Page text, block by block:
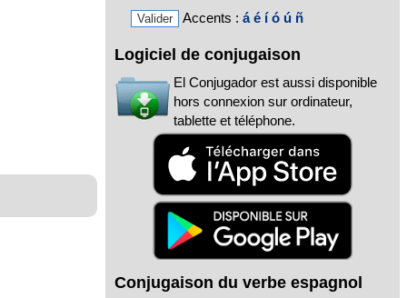
Accents : á é í ó ú ñ
Logiciel de conjugaison
El Conjugador est aussi disponible
hors connexion sur ordinateur,
tablette et téléphone.
Conjugaison du verbe espagnol